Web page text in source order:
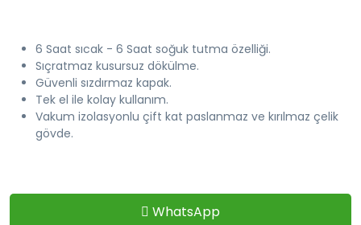
6 Saat sıcak - 6 Saat soğuk tutma özelliği.
Sıçratmaz kusursuz dökülme.
Güvenli sızdırmaz kapak.
Tek el ile kolay kullanım.
Vakum izolasyonlu çift kat paslanmaz ve kırılmaz çelik
gövde.
WhatsApp